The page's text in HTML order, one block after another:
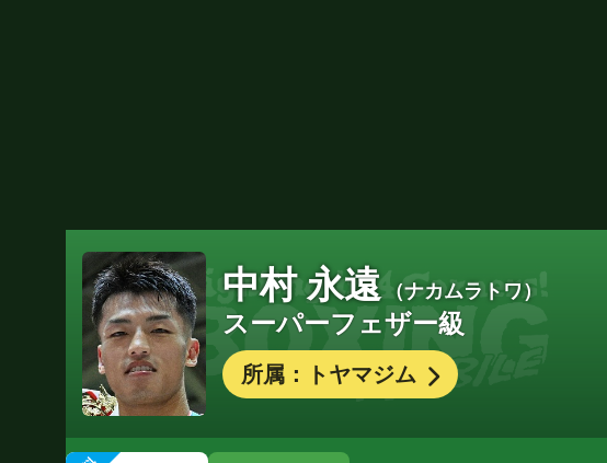
中村 永遠（ナカムラトワ）
スーパーフェザー級
所属：トヤマジム